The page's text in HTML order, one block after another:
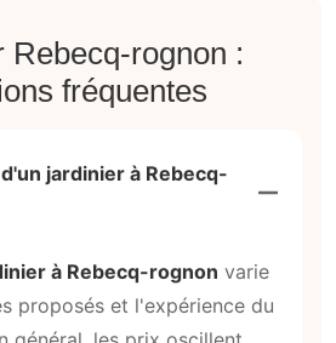
travaux nécessaires.
un jardinier de confiance
?
jardinier de confiance à
, consultez les avis
plateforme. Vérifiez les